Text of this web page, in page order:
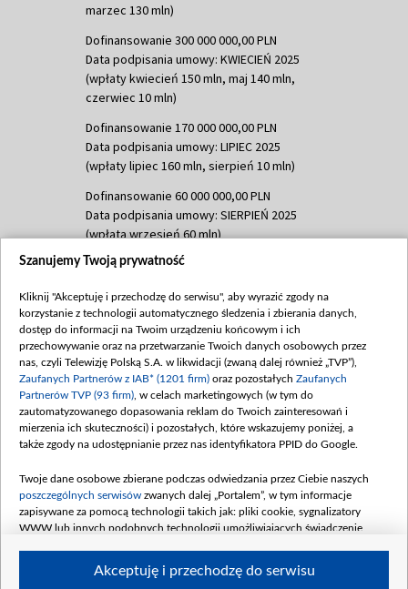
marzec 130 mln)
Dofinansowanie 300 000 000,00 PLN
Data podpisania umowy: KWIECIEŃ 2025
(wpłaty kwiecień 150 mln, maj 140 mln,
czerwiec 10 mln)
Dofinansowanie 170 000 000,00 PLN
Data podpisania umowy: LIPIEC 2025
(wpłaty lipiec 160 mln, sierpień 10 mln)
Dofinansowanie 60 000 000,00 PLN
Data podpisania umowy: SIERPIEŃ 2025
(wpłata wrzesień 60 mln)
Dofinansowanie 635 783 051,21 PLN
(wpłata wrzesień 100 mln, październik 350
mln, listopad 265 mln)
Dofinansowanie 48 862 000,00 PLN
Data podpisania umowy: GRUDZIEŃ 2025
(wpłata grudzień 60,548 mln)
Dofinansowanie 900 000 000,00 PLN
Data podpisania umowy: LUTY 2026 (wpłata
kwiecień 180 mln, 7 maja 180 mln, 8
czerwca 90 mln)
Dofinansowanie 250 000 000,00 PLN
4 sierpnia 250 mln
Szanujemy Twoją prywatność
Kliknij "Akceptuję i przechodzę do serwisu", aby wyrazić zgody na
korzystanie z technologii automatycznego śledzenia i zbierania danych,
dostęp do informacji na Twoim urządzeniu końcowym i ich
przechowywanie oraz na przetwarzanie Twoich danych osobowych przez
nas, czyli Telewizję Polską S.A. w likwidacji (zwaną dalej również „TVP”),
Zaufanych Partnerów z IAB* (1201 firm) oraz pozostałych Zaufanych
Partnerów TVP (93 firm) , w celach marketingowych (w tym do
zautomatyzowanego dopasowania reklam do Twoich zainteresowań i
mierzenia ich skuteczności) i pozostałych, które wskazujemy poniżej, a
także zgody na udostępnianie przez nas identyfikatora PPID do Google.
Twoje dane osobowe zbierane podczas odwiedzania przez Ciebie naszych
poszczególnych serwisów zwanych dalej „Portalem”, w tym informacje
zapisywane za pomocą technologii takich jak: pliki cookie, sygnalizatory
WWW lub innych podobnych technologii umożliwiających świadczenie
Akceptuję i przechodzę do serwisu